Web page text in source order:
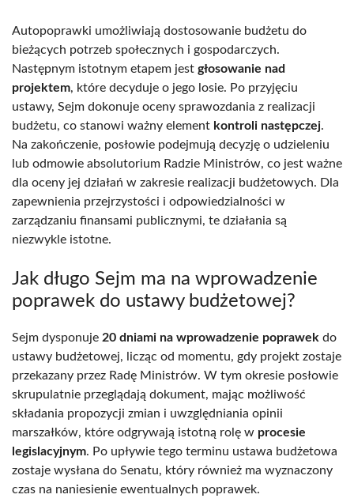
Autopoprawki umożliwiają dostosowanie budżetu do
bieżących potrzeb społecznych i gospodarczych.
Następnym istotnym etapem jest głosowanie nad
projektem, które decyduje o jego losie. Po przyjęciu
ustawy, Sejm dokonuje oceny sprawozdania z realizacji
budżetu, co stanowi ważny element kontroli następczej.
Na zakończenie, posłowie podejmują decyzję o udzieleniu
lub odmowie absolutorium Radzie Ministrów, co jest ważne
dla oceny jej działań w zakresie realizacji budżetowych. Dla
zapewnienia przejrzystości i odpowiedzialności w
zarządzaniu finansami publicznymi, te działania są
niezwykle istotne.
Jak długo Sejm ma na wprowadzenie
poprawek do ustawy budżetowej?
Sejm dysponuje 20 dniami na wprowadzenie poprawek do
ustawy budżetowej, licząc od momentu, gdy projekt zostaje
przekazany przez Radę Ministrów. W tym okresie posłowie
skrupulatnie przeglądają dokument, mając możliwość
składania propozycji zmian i uwzględniania opinii
marszałków, które odgrywają istotną rolę w procesie
legislacyjnym. Po upływie tego terminu ustawa budżetowa
zostaje wysłana do Senatu, który również ma wyznaczony
czas na naniesienie ewentualnych poprawek.